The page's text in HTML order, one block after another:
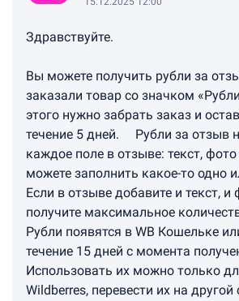
Здравствуйте.
Вы можете получить рубли за
заказали товар со значком
этого нужно забрать заказ и
течение 5 дней. Рубли за отзыв
каждое поле в отзыве: текст,
можете заполнить какое-то одно
Если в отзыве добавите и текст, и
получите максимальное
Рубли появятся в WB Кошельке
течение 15 дней с момента
Использовать их можно только
Wildberres, перевести их на другой